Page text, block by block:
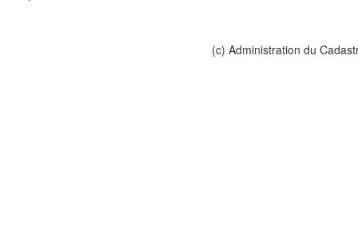
(c) Administration du